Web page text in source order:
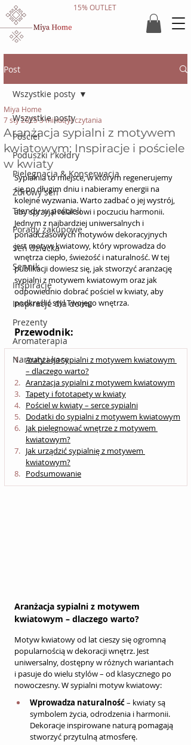
15% OUTLET
Post
Wszystkie posty
Pościel
Poduszki i kołdry
Pielęgnacja & Konserwacja
Zdrowy sen
Trendy w pościeli
Porady zakupowe
Sen dziecka
Sennik
Inspiracje
Inspiracje dla domu
Prezenty
Aromaterapia
Narzuty i koce
Wszystkie posty
Aranżacja sypialni z motywem
kwiatowym: Inspiracje i pościele
w kwiaty
Miya Home
7 sty 20253 minut(y) czytania
Sypialnia to miejsce, w którym regenerujemy
się po długim dniu i nabieramy energii na
kolejne wyzwania. Warto zadbać o jej wystrój,
aby sprzyjał relaksowi i poczuciu harmonii.
Jednym z najbardziej uniwersalnych i
ponadczasowych motywów dekoracyjnych
jest motyw kwiatowy, który wprowadza do
wnętrza ciepło, świeżość i naturalność. W tej
publikacji dowiesz się, jak stworzyć aranżację
sypialni z motywem kwiatowym oraz jak
odpowiednio dobrać pościel w kwiaty, aby
podkreślić styl Twojego wnętrza.
Przewodnik:
Aranżacja sypialni z motywem kwiatowym
– dlaczego warto?
Aranżacja sypialni z motywem kwiatowym
Tapety i fototapety w kwiaty
Pościel w kwiaty – serce sypialni
Dodatki do sypialni z motywem kwiatowym
Jak pielęgnować wnętrze z motywem
kwiatowym?
Jak urządzić sypialnię z motywem
kwiatowym?
Podsumowanie
Aranżacja sypialni z motywem
kwiatowym – dlaczego warto?
Motyw kwiatowy od lat cieszy się ogromną
popularnością w dekoracji wnętrz. Jest
uniwersalny, dostępny w różnych wariantach
i pasuje do wielu stylów – od klasycznego po
nowoczesny. W sypialni motyw kwiatowy:
Wprowadza naturalność – kwiaty są
symbolem życia, odrodzenia i harmonii.
Dekoracje inspirowane naturą pomagają
stworzyć przytulną atmosferę.